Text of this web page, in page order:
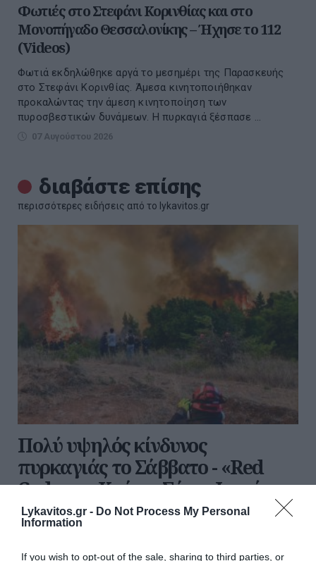
Lykavitos.gr - Do Not Process My Personal
Information
If you wish to opt-out of the sale, sharing to third parties, or
Φωτιές στο Στεφάνι Κορινθίας και στο
Μονοπήγαδο Θεσσαλονίκης – Ήχησε το 112
(Videos)
Φωτιά εκδηλώθηκε αργά το μεσημέρι της Παρασκευής
στο Στεφάνι Κορινθίας. Άμεσα κινητοποιήθηκαν
προκαλώντας την άμεση κινητοποίηση των
πυροσβεστικών δυνάμεων. Η πυρκαγιά ξέσπασε ...
07 Αυγούστου 2026
διαβάστε επίσης
περισσότερες ειδήσεις από το lykavitos.gr
Πολύ υψηλός κίνδυνος
πυρκαγιάς το Σάββατο - «Red
Code» σε Κρήτη, Σάμο, Ικαρία
και Χίο
Προστασία και η Πυροσβεστική, καθώς το Σάββατο